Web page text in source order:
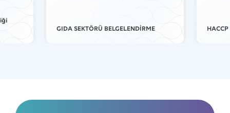
GIDA SEKTÖRÜ BELGELENDİRME
HACCP